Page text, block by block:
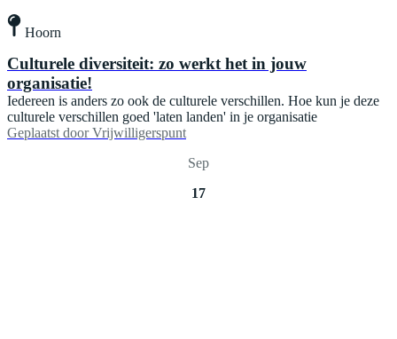
Hoorn
Culturele diversiteit: zo werkt het in jouw
organisatie!
Iedereen is anders zo ook de culturele verschillen. Hoe kun je deze
culturele verschillen goed 'laten landen' in je organisatie
Geplaatst door Vrijwilligerspunt
Sep
17